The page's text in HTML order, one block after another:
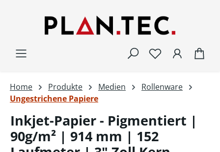
Home Produkte Medien
Rollenware
Ungestrichene Papiere
Inkjet-Papier - Pigmentiert |
90g/m² | 914 mm | 152